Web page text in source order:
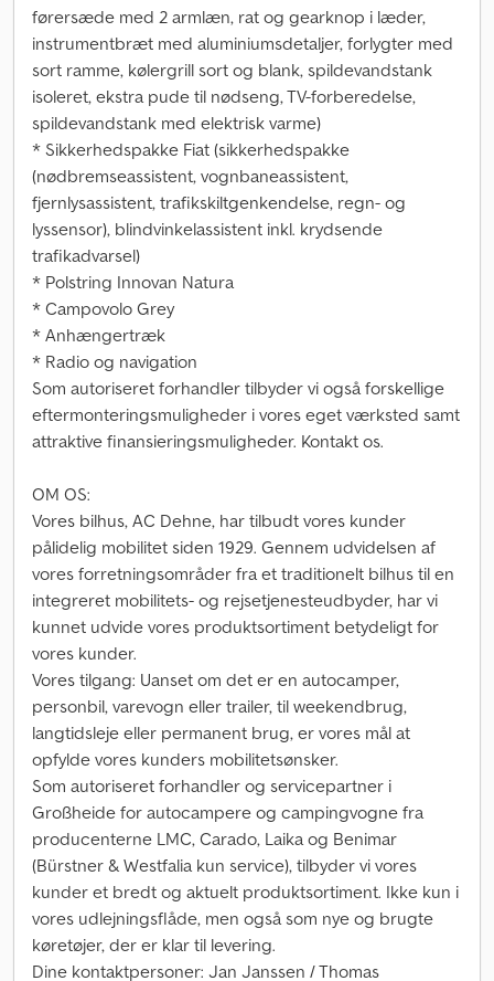
førersæde med 2 armlæn, rat og gearknop i læder,
instrumentbræt med aluminiumsdetaljer, forlygter med
sort ramme, kølergrill sort og blank, spildevandstank
isoleret, ekstra pude til nødseng, TV-forberedelse,
spildevandstank med elektrisk varme)
* Sikkerhedspakke Fiat (sikkerhedspakke
(nødbremseassistent, vognbaneassistent,
fjernlysassistent, trafikskiltgenkendelse, regn- og
lyssensor), blindvinkelassistent inkl. krydsende
trafikadvarsel)
* Polstring Innovan Natura
* Campovolo Grey
* Anhængertræk
* Radio og navigation
Som autoriseret forhandler tilbyder vi også forskellige
eftermonteringsmuligheder i vores eget værksted samt
attraktive finansieringsmuligheder. Kontakt os.
OM OS:
Vores bilhus, AC Dehne, har tilbudt vores kunder
pålidelig mobilitet siden 1929. Gennem udvidelsen af
vores forretningsområder fra et traditionelt bilhus til en
integreret mobilitets- og rejsetjenesteudbyder, har vi
kunnet udvide vores produktsortiment betydeligt for
vores kunder.
Vores tilgang: Uanset om det er en autocamper,
personbil, varevogn eller trailer, til weekendbrug,
langtidsleje eller permanent brug, er vores mål at
opfylde vores kunders mobilitetsønsker.
Som autoriseret forhandler og servicepartner i
Großheide for autocampere og campingvogne fra
producenterne LMC, Carado, Laika og Benimar
(Bürstner & Westfalia kun service), tilbyder vi vores
kunder et bredt og aktuelt produktsortiment. Ikke kun i
vores udlejningsflåde, men også som nye og brugte
køretøjer, der er klar til levering.
Dine kontaktpersoner: Jan Janssen / Thomas